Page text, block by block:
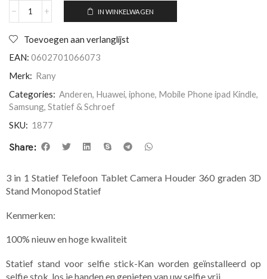
IN WINKELWAGEN
Toevoegen aan verlanglijst
EAN: 0602701066073
Merk: Rany
Categories: Anderen, Huawei, iphone, Mobile Phone ipad Kindle,
Samsung, Statief & Schroef
SKU: 1877
Share:
3 in 1 Statief Telefoon Tablet Camera Houder 360 graden 3D
Stand Monopod Statief
Kenmerken:
100% nieuw en hoge kwaliteit
Statief stand voor selfie stick-Kan worden geïnstalleerd op
selfie stok, los je handen en genieten van uw selfie vrij.